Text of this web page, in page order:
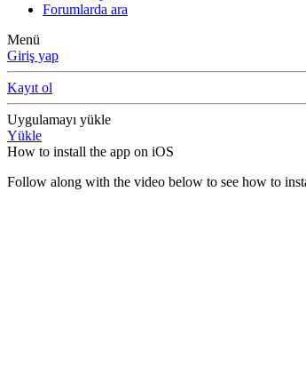
Forumlarda ara
Menü
Giriş yap
Kayıt ol
Uygulamayı yükle
Yükle
How to install the app on iOS
Follow along with the video below to see how to